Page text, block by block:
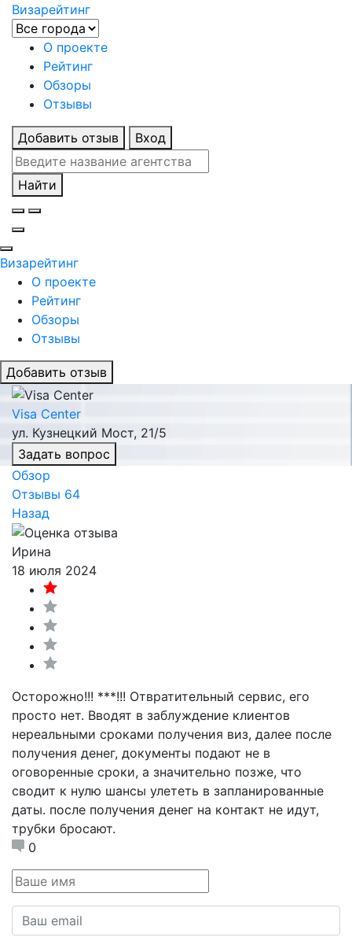
Визарейтинг
О проекте
Рейтинг
Обзоры
Отзывы
Добавить отзыв Вход
Найти
Визарейтинг
О проекте
Рейтинг
Обзоры
Отзывы
Добавить отзыв
Visa Center
ул. Кузнецкий Мост, 21/5
Задать вопрос
Обзор
Отзывы 64
Назад
Ирина
18 июля 2024
Осторожно!!! ***!!! Отвратительный сервис, его
просто нет. Вводят в заблуждение клиентов
нереальными сроками получения виз, далее после
получения денег, документы подают не в
оговоренные сроки, а значительно позже, что
сводит к нулю шансы улететь в запланированные
даты. после получения денег на контакт не идут,
трубки бросают.
0